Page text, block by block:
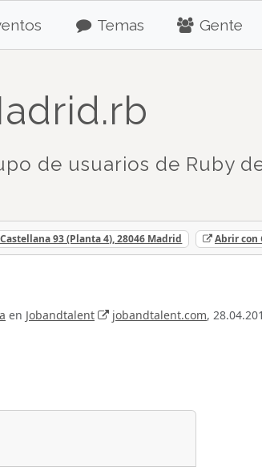
Temas Gente
de usuarios de Ruby
93 (Planta 4), 28046 Madrid Abrir con
en Jobandtalent jobandtalent.com,